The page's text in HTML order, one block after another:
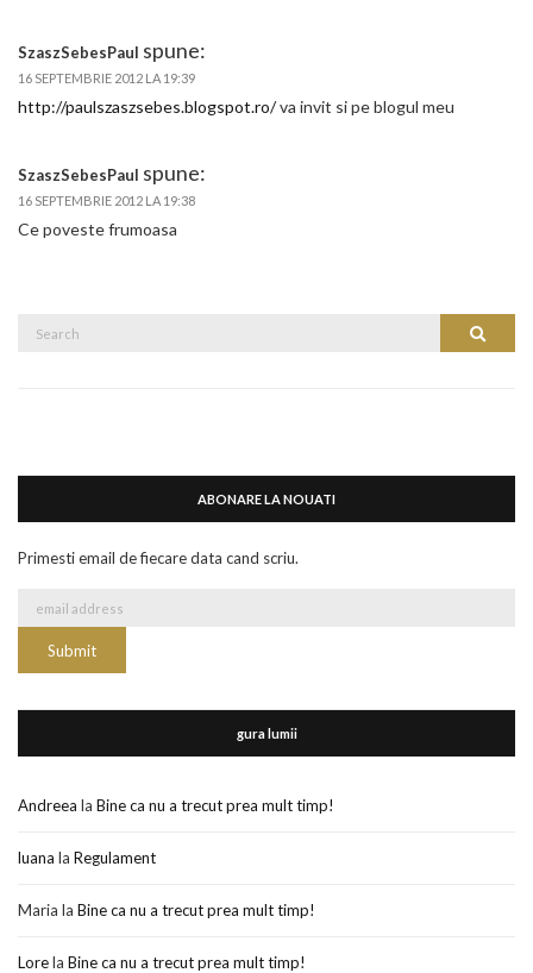
SzaszSebesPaul spune:
16 SEPTEMBRIE 2012 LA 19:39
http://paulszaszsebes.blogspot.ro/va invit si pe blogul meu
SzaszSebesPaul spune:
16 SEPTEMBRIE 2012 LA 19:38
Ce poveste frumoasa
Search
ABONARE LA NOUATI
Primesti email de fiecare data cand scriu.
gura lumii
Andreea la Bine ca nu a trecut prea mult timp!
luana la Regulament
Maria la Bine ca nu a trecut prea mult timp!
Lorela Bine ca nu a trecut prea mult timp!